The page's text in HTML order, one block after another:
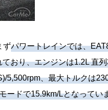
ずパワートレインでは、
おり、エンジンは1.2L 直
5,500rpm、最大トルクは
ードで15.9km/Lとなってい